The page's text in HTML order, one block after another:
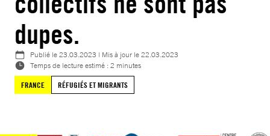
dupes.
Publié le23.03.2023 | Mis à jour le22.03.2023
Temps de lecture estimé : 2 minutes
FRANCE
RÉFUGIÉS ET MIGRANTS